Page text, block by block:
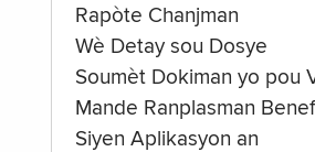
Rapòte Chanjman
Wè Detay sou Dosye
Soumèt Dokiman yo pou
Mande Ranplasman
Siyen Aplikasyon an